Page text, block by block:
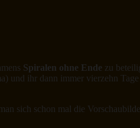
Spiralen ohne Ende zu
und ihr dann immer vierzehn
sich schon mal die